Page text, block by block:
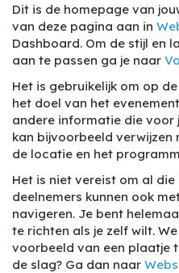
Dit is de homepage van
van deze pagina aan in
Dashboard. Om de stijl en
aan te passen ga je naar
Het is gebruikelijk om op
het doel van het
andere informatie die voor
kan bijvoorbeeld verwijzen
de locatie en het
Het is niet vereist om al
deelnemers kunnen ook
navigeren. Je bent
te richten als je zelf wilt.
voorbeeld van een plaatje
de slag? Ga dan naar